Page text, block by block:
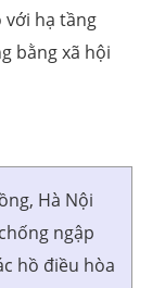
hạ tầng
bằng xã hội
Hà Nội
ngập
hồ điều hòa